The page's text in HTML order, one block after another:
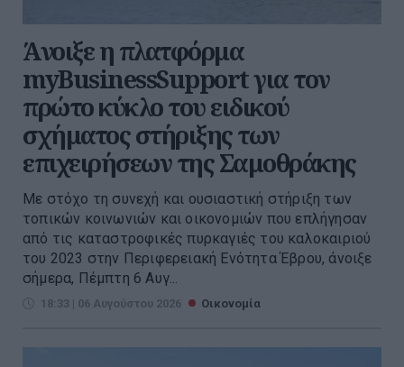
Άνοιξε η πλατφόρμα
myBusinessSupport για τον
πρώτο κύκλο του ειδικού
σχήματος στήριξης των
επιχειρήσεων της Σαμοθράκης
Με στόχο τη συνεχή και ουσιαστική στήριξη των
τοπικών κοινωνιών και οικονομιών που επλήγησαν
από τις καταστροφικές πυρκαγιές του καλοκαιριού
του 2023 στην Περιφερειακή Ενότητα Έβρου, άνοιξε
σήμερα, Πέμπτη 6 Αυγ...
18:33 | 06 Αυγούστου 2026 Οικονομία